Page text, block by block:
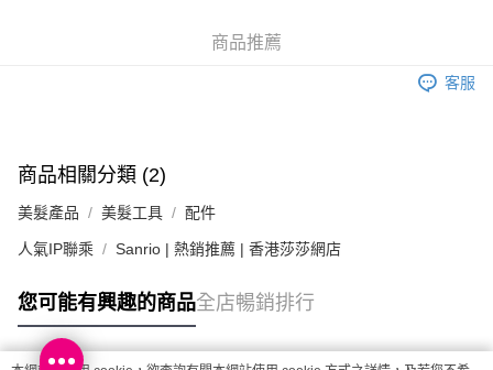
每筆HK$65.00，滿HK$300.00或以上免運費
確認發貨後1-3 工作天送達，訂單將隨機分配至SF順豐速運或京東
取。逾期會取消訂單，並不會安排重寄
每筆HK$20.00，滿HK$100.00或以上免運費
(澳門門市) 只顯示可選門市。確認發貨後2-5個工作天到店，3天內
每筆HK$20.00，滿HK$100.00或以上免運費
商品推薦
客服
商品相關分類 (2)
美髮產品 美髮工具 配件
人氣IP聯乘 Sanrio | 熱銷推薦 | 香港莎莎網店
您可能有興趣的商品全店暢銷排行